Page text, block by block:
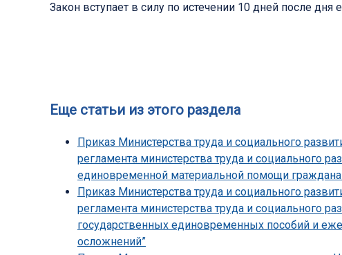
Закон вступает в силу по истечении 10 дней после дня
Еще статьи из этого раздела
Приказ Министерства труда и социального
регламента министерства труда и социального
единовременной материальной помощи
Приказ Министерства труда и социального
регламента министерства труда и социального
государственных единовременных пособий и
осложнений”